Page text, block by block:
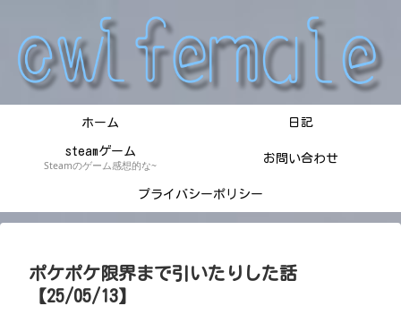
ホーム 日記
steamゲーム
Steamのゲーム感想的な~
お問い合わせ
プライバシーポリシー
ポケポケ限界まで引いたりした話
【25/05/13】